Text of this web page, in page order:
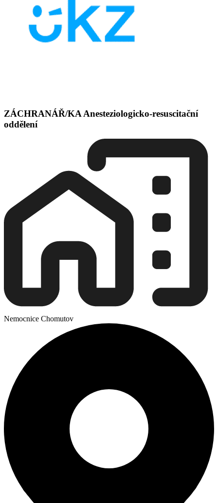
ZÁCHRANÁŘ/KA Anesteziologicko-resuscitační
oddělení
Nemocnice Chomutov